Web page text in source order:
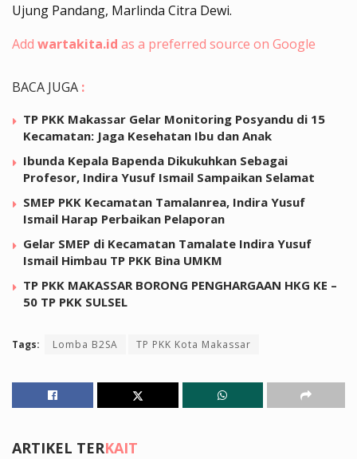
Ujung Pandang, Marlinda Citra Dewi.
Add wartakita.id as a preferred source on Google
BACA JUGA :
TP PKK Makassar Gelar Monitoring Posyandu di 15
Kecamatan: Jaga Kesehatan Ibu dan Anak
Ibunda Kepala Bapenda Dikukuhkan Sebagai
Profesor, Indira Yusuf Ismail Sampaikan Selamat
SMEP PKK Kecamatan Tamalanrea, Indira Yusuf
Ismail Harap Perbaikan Pelaporan
Gelar SMEP di Kecamatan Tamalate Indira Yusuf
Ismail Himbau TP PKK Bina UMKM
TP PKK MAKASSAR BORONG PENGHARGAAN HKG KE –
50 TP PKK SULSEL
Tags: Lomba B2SA TP PKK Kota Makassar
ARTIKEL TERKAIT